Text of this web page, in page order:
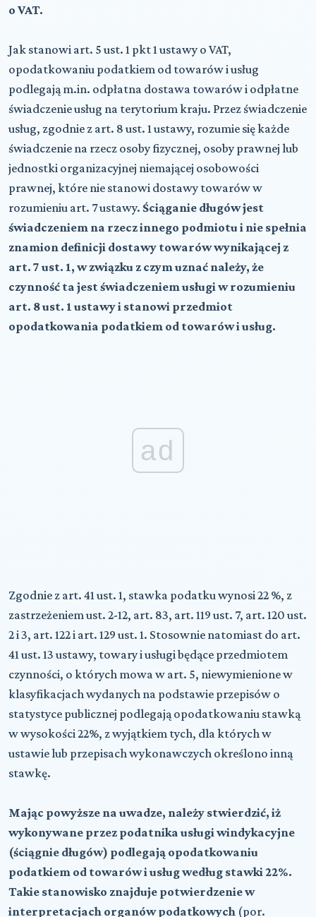
o VAT.
Jak stanowi art. 5 ust. 1 pkt 1 ustawy o VAT,
opodatkowaniu podatkiem od towarów i usług
podlegają m.in. odpłatna dostawa towarów i odpłatne
świadczenie usług na terytorium kraju. Przez świadczenie
usług, zgodnie z art. 8 ust. 1 ustawy, rozumie się każde
świadczenie na rzecz osoby fizycznej, osoby prawnej lub
jednostki organizacyjnej niemającej osobowości
prawnej, które nie stanowi dostawy towarów w
rozumieniu art. 7 ustawy. Ściąganie długów jest
świadczeniem na rzecz innego podmiotu i nie spełnia
znamion definicji dostawy towarów wynikającej z
art. 7 ust. 1, w związku z czym uznać należy, że
czynność ta jest świadczeniem usługi w rozumieniu
art. 8 ust. 1 ustawy i stanowi przedmiot
opodatkowania podatkiem od towarów i usług.
ad
Zgodnie z art. 41 ust. 1, stawka podatku wynosi 22 %, z
zastrzeżeniem ust. 2-12, art. 83, art. 119 ust. 7, art. 120 ust.
2 i 3, art. 122 i art. 129 ust. 1. Stosownie natomiast do art.
41 ust. 13 ustawy, towary i usługi będące przedmiotem
czynności, o których mowa w art. 5, niewymienione w
klasyfikacjach wydanych na podstawie przepisów o
statystyce publicznej podlegają opodatkowaniu stawką
w wysokości 22%, z wyjątkiem tych, dla których w
ustawie lub przepisach wykonawczych określono inną
stawkę.
Mając powyższe na uwadze, należy stwierdzić, iż
wykonywane przez podatnika usługi windykacyjne
(ściągnie długów) podlegają opodatkowaniu
podatkiem od towarów i usług według stawki 22%.
Takie stanowisko znajduje potwierdzenie w
interpretacjach organów podatkowych (por.